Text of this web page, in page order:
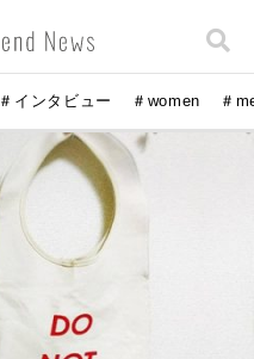
＃インタビュー ＃women ＃